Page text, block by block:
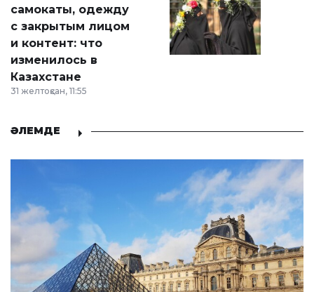
самокаты, одежду
с закрытым лицом
и контент: что
изменилось в
Казахстане
31 желтоқсан, 11:55
ӘЛЕМДЕ